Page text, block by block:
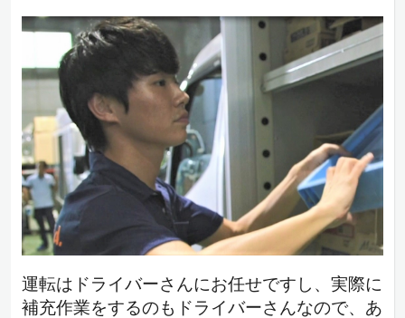
運転はドライバーさんにお任せですし、実際に
補充作業をするのもドライバーさんなので、あ